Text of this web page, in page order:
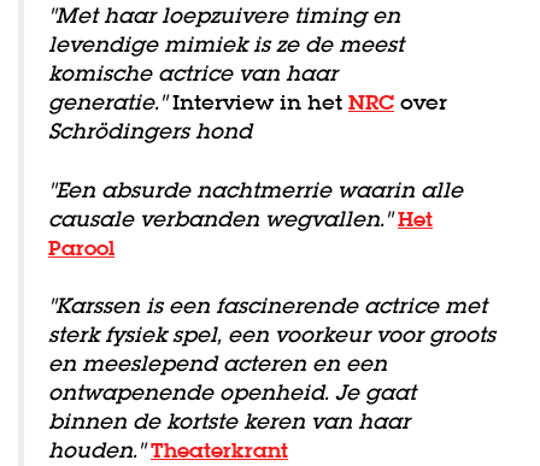
"Met haar loepzuivere timing en
levendige mimiek is ze de meest
komische actrice van haar
generatie."Interview in het NRC over
Schrödingers hond
"Een absurde nachtmerrie waarin alle
causale verbanden wegvallen." Het
Parool
''Karssen is een fascinerende actrice met
sterk fysiek spel, een voorkeur voor groots
en meeslepend acteren en een
ontwapenende openheid. Je gaat
binnen de kortste keren van haar
houden.''Theaterkrant